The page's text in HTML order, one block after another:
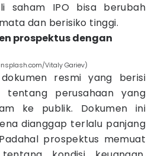
saham IPO bisa berubah
dan berisiko tinggi.
prospektus dengan
Vitaly Gariev)
resmi yang berisi
tentang perusahaan yang
ke publik. Dokumen ini
dianggap terlalu panjang
prospektus memuat